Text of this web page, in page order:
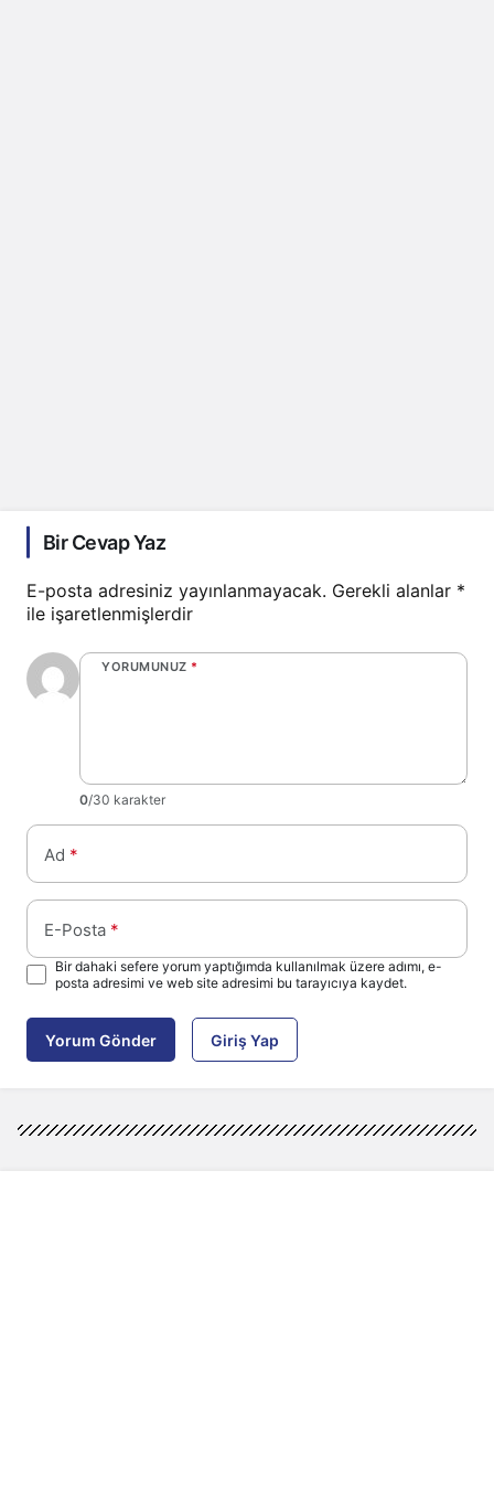
Bir Cevap Yaz
E-posta adresiniz yayınlanmayacak. Gerekli alanlar *
ile işaretlenmişlerdir
YORUMUNUZ *
0/30 karakter
Ad *
E-Posta *
Bir dahaki sefere yorum yaptığımda kullanılmak üzere adımı, e-
posta adresimi ve web site adresimi bu tarayıcıya kaydet.
Yorum Gönder Giriş Yap